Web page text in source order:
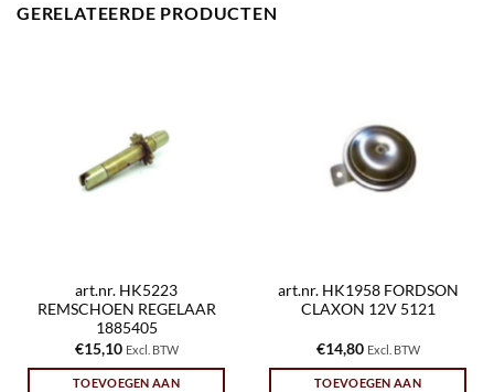
GERELATEERDE PRODUCTEN
art.nr. HK5223
REMSCHOEN REGELAAR
1885405
€15,10 Excl. BTW
TOEVOEGEN AAN
art.nr. HK1958 FORDSON
CLAXON 12V 5121
€14,80 Excl. BTW
TOEVOEGEN AAN